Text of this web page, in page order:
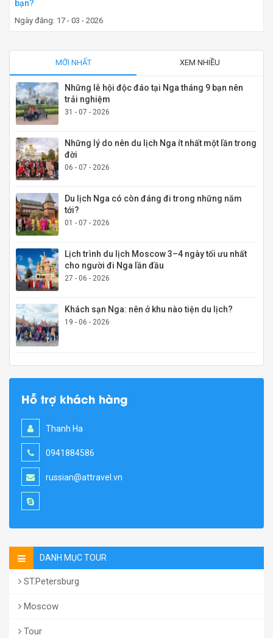
bạn?
Ngày đăng: 17 - 03 - 2026
MỚI NHẤT XEM NHIỀU
Những lễ hội độc đáo tại Nga tháng 9 bạn nên
trải nghiệm
31 - 07 - 2026
Những lý do nên du lịch Nga ít nhất một lần trong
đời
06 - 07 - 2026
Du lịch Nga có còn đáng đi trong những năm
tới?
01 - 07 - 2026
Lịch trình du lịch Moscow 3–4 ngày tối ưu nhất
cho người đi Nga lần đầu
27 - 06 - 2026
Khách sạn Nga: nên ở khu nào tiện du lịch?
19 - 06 - 2026
Hỗ trợ khách hàng
Thanh Ha
0941884586
russian@attravel.vn
DANH MỤC TOUR
ST.Petersburg
Moscow
Tour